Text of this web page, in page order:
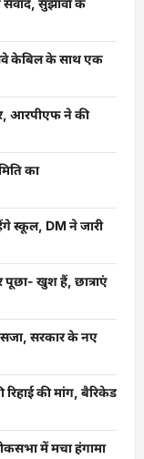
केबिल के साथ एक
आरपीएफ ने की
का
स्कूल, DM ने जारी
पूछा- खुश हैं, छात्राएं
सरकार के नए
की मांग, बैरिकेड
में मचा हंगामा